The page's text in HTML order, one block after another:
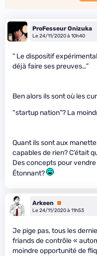
ProFesseur Onizuka
Le 24/11/2020 à 10h40
” Le dispositif
déjà faire ses preuves…”
Ben alors ils sont où les
“startup nation”? La
Quant ils sont aux
capables de rien? C’était
Des concepts pour vendre
Étonnant?
Arkeen
Premium
Le 24/11/2020 à 11h53
Je pige pas, tous les
friands de contrôle «
moindre opportunité de